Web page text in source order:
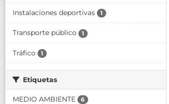
Instalaciones deportivas 1
Transporte público 1
Tráfico 1
Etiquetas
MEDIO AMBIENTE 6